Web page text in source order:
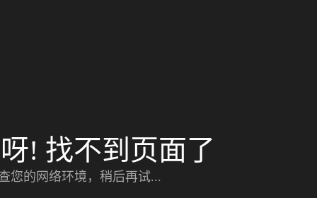
! 找不到页面了
您的网络环境，稍后再试...